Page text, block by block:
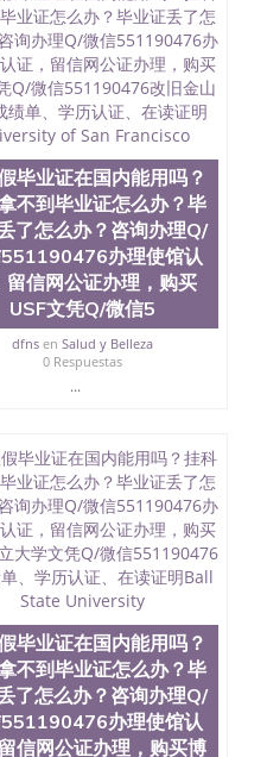
、成绩单、文凭、学历
、文凭毕业证、毕业证
历认证、文凭认证学位
学历、加拿大文凭学
Jose State
业证（San Jose State
绩单（ San Jose State
大学文凭（San Jose
San Jose State
State University）
State University）文凭
State University）圣何
University）圣 塞州立
）圣何塞州立大学
州立大学（San Jose
学学位证（San Jose
学（San Jose State
State University）圣
University）圣何塞州
University）圣何塞州
University）圣何塞州
State University）圣何
qq微信551190476澳洲
学毕业证成绩单假文凭
澳洲读CQU中
成绩单假文凭学历办
Q/微信551190476办
学历认证、在读证明
毕业证在国内能用吗？
不到毕业证怎么办？毕
了怎么办？咨询办理Q/
办理使馆认
留信网公证办理，购买
USF文凭Q/微信5
dfns enSalud y Belleza
0 Respuestas
...
毕业证在国内能用吗？
不到毕业证怎么办？毕
了怎么办？咨询办理Q/
办理使馆认
信网公证办理，购买博